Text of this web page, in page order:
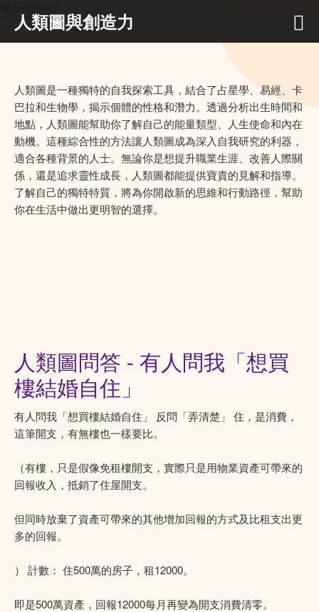
人類圖與創造力
人類圖是一種獨特的自我探索工具，結合了占星學、易經、卡
巴拉和生物學，揭示個體的性格和潛力。透過分析出生時間和
地點，人類圖能幫助你了解自己的能量類型、人生使命和內在
動機。這種綜合性的方法讓人類圖成為深入自我研究的利器，
適合各種背景的人士。無論你是想提升職業生涯、改善人際關
係，還是追求靈性成長，人類圖都能提供寶貴的見解和指導。
了解自己的獨特特質，將為你開啟新的思維和行動路徑，幫助
你在生活中做出更明智的選擇。
人類圖問答 - 有人問我「想買
樓結婚自住」
有人問我「想買樓結婚自住」 反問「弄清楚」 住，是消費，
這筆開支，有無樓也一樣要比。
（有樓，只是假像免租樓開支，實際只是用物業資產可帶來的
回報收入，抵銷了住屋開支。
但同時放棄了資產可帶來的其他增加回報的方式及比租支出更
多的回報。
） 計數： 住500萬的房子，租12000。
即是500萬資產，回報12000每月再變為開支消費清零。